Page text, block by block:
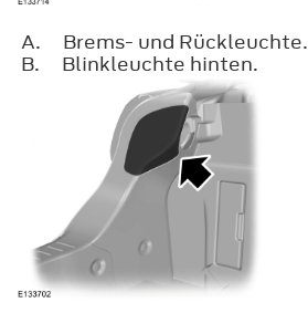
A.
Brems- und Rückleuchte.
B.
Blinkleuchte hinten.